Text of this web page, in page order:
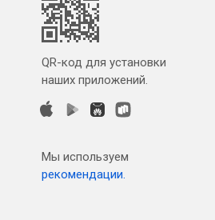
QR-код для установки
наших приложений.
Мы используем
рекомендации.